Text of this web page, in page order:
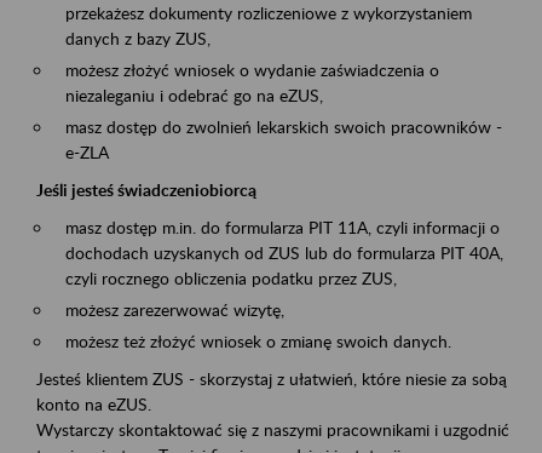
przekażesz dokumenty rozliczeniowe z wykorzystaniem
danych z bazy ZUS,
możesz złożyć wniosek o wydanie zaświadczenia o
niezaleganiu i odebrać go na eZUS,
masz dostęp do zwolnień lekarskich swoich pracowników -
e-ZLA
Jeśli jesteś świadczeniobiorcą
masz dostęp m.in. do formularza PIT 11A, czyli informacji o
dochodach uzyskanych od ZUS lub do formularza PIT 40A,
czyli rocznego obliczenia podatku przez ZUS,
możesz zarezerwować wizytę,
możesz też złożyć wniosek o zmianę swoich danych.
Jesteś klientem ZUS - skorzystaj z ułatwień, które niesie za sobą
konto na eZUS.
Wystarczy skontaktować się z naszymi pracownikami i uzgodnić